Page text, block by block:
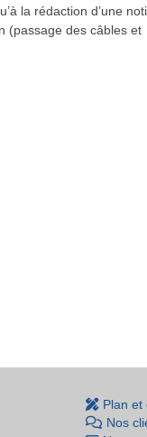
la rédaction d’une
(passage des câbles et
Plan et
Nos